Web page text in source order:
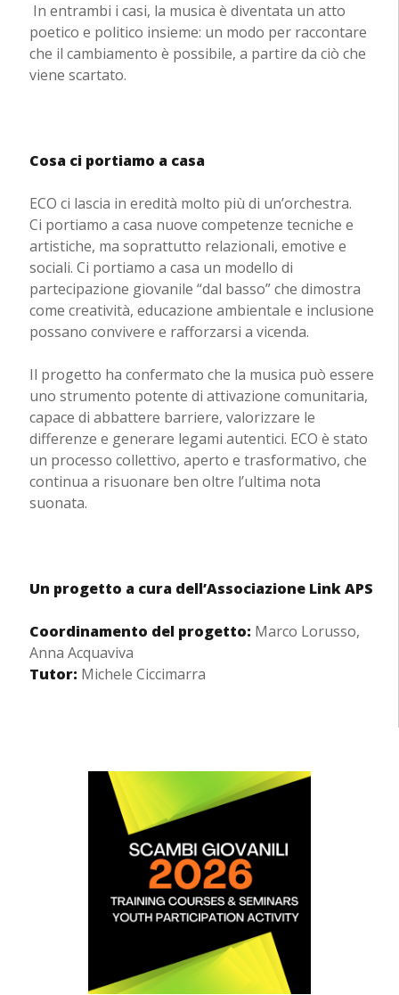
In entrambi i casi, la musica è diventata un atto
poetico e politico insieme: un modo per raccontare
che il cambiamento è possibile, a partire da ciò che
viene scartato.
Cosa ci portiamo a casa
ECO ci lascia in eredità molto più di un’orchestra.
Ci portiamo a casa nuove competenze tecniche e
artistiche, ma soprattutto relazionali, emotive e
sociali. Ci portiamo a casa un modello di
partecipazione giovanile “dal basso” che dimostra
come creatività, educazione ambientale e inclusione
possano convivere e rafforzarsi a vicenda.
Il progetto ha confermato che la musica può essere
uno strumento potente di attivazione comunitaria,
capace di abbattere barriere, valorizzare le
differenze e generare legami autentici. ECO è stato
un processo collettivo, aperto e trasformativo, che
continua a risuonare ben oltre l’ultima nota
suonata.
Un progetto a cura dell’Associazione Link APS
Coordinamento del progetto: Marco Lorusso,
Anna Acquaviva
Tutor: Michele Ciccimarra